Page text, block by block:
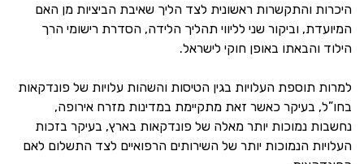
היכרות והתקשרות ראשונית לצד הליך שאיבת הביציות מן האם
המיועדת, וביקור שני לליווי תהליך הלידה, הסדרת רישומי הרך
הילוד והבאתו באופן חוקי לישראל.
למרות תוספת העלויות בגין הטיסות והשהות עלויות של פונדקאות
בחו”ל, בעיקר כאשר זאת מתקיימת במדינות מזרח אירופה,
נחשבות נמוכות יותר מאלה של פונדקאות בארץ, בעיקר בזכות
העלויות הנמוכות יותר של השירותים הרפואיים לצד התשלום לאם